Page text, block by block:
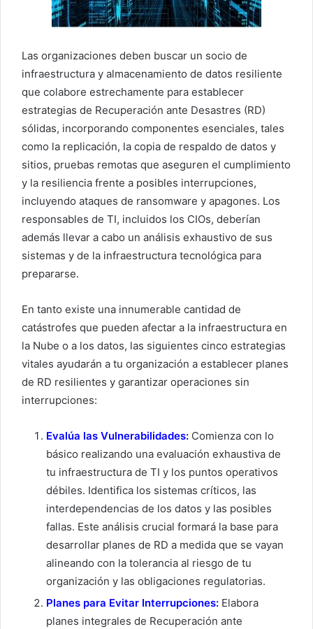
Las organizaciones deben buscar un socio de
infraestructura y almacenamiento de datos resiliente
que colabore estrechamente para establecer
estrategias de Recuperación ante Desastres (RD)
sólidas, incorporando componentes esenciales, tales
como la replicación, la copia de respaldo de datos y
sitios, pruebas remotas que aseguren el cumplimiento
y la resiliencia frente a posibles interrupciones,
incluyendo ataques de ransomware y apagones. Los
responsables de TI, incluidos los CIOs, deberían
además llevar a cabo un análisis exhaustivo de sus
sistemas y de la infraestructura tecnológica para
prepararse.
En tanto existe una innumerable cantidad de
catástrofes que pueden afectar a la infraestructura en
la Nube o a los datos, las siguientes cinco estrategias
vitales ayudarán a tu organización a establecer planes
de RD resilientes y garantizar operaciones sin
interrupciones:
Evalúa las Vulnerabilidades: Comienza con lo
básico realizando una evaluación exhaustiva de
tu infraestructura de TI y los puntos operativos
débiles. Identifica los sistemas críticos, las
interdependencias de los datos y las posibles
fallas. Este análisis crucial formará la base para
desarrollar planes de RD a medida que se vayan
alineando con la tolerancia al riesgo de tu
organización y las obligaciones regulatorias.
Planes para Evitar Interrupciones: Elabora
planes integrales de Recuperación ante